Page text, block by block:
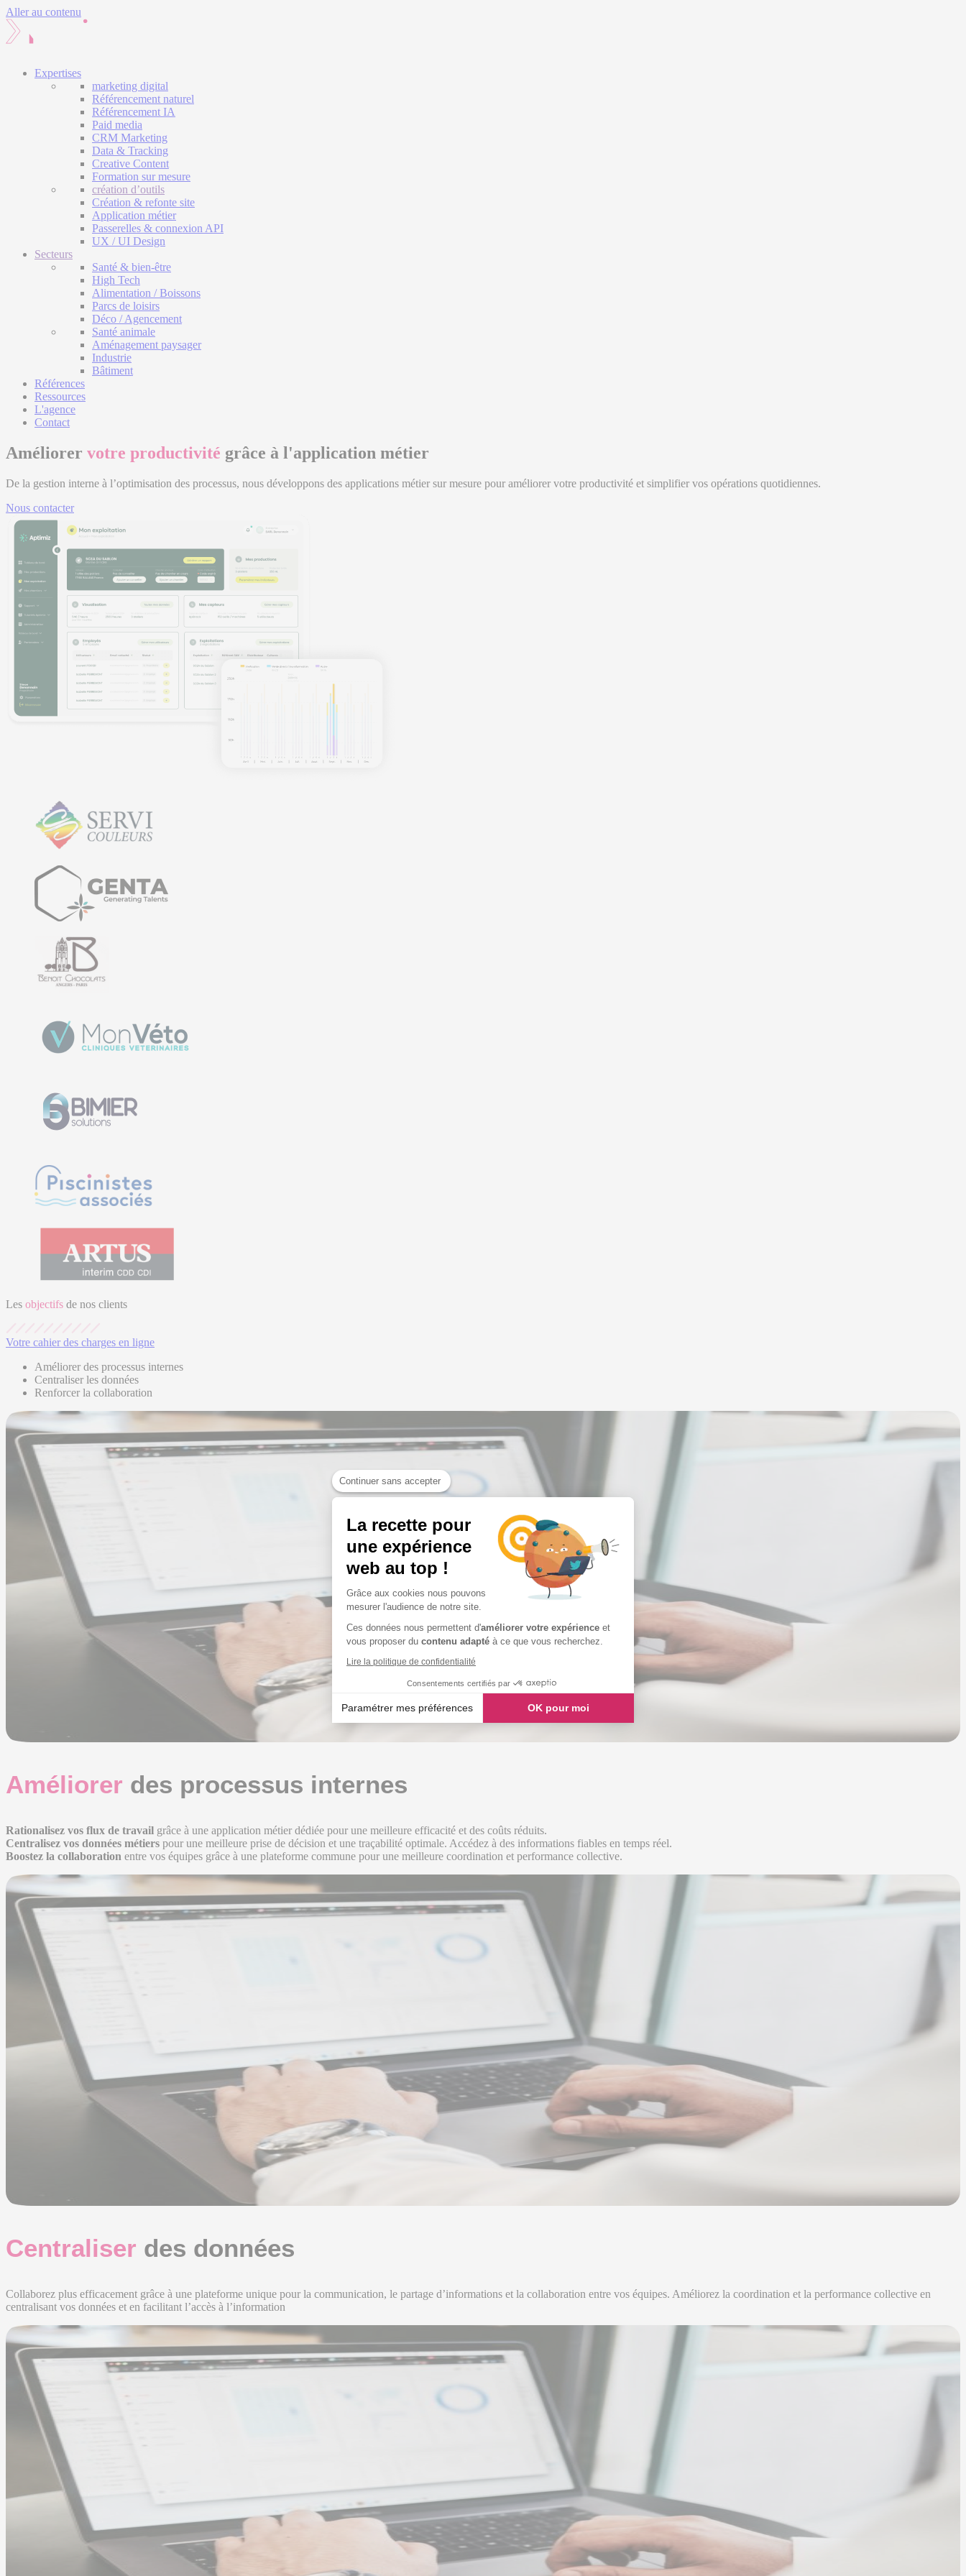
Continuer sans accepter
La recette pour
une expérience
web au top !
Grâce aux cookies nous pouvons
mesurer l'audience de notre site.
Ces données nous permettent d'améliorer votre expérience et
vous proposer du contenu adapté à ce que vous recherchez.
Lire la politique de confidentialité
Consentements certifiés par
Paramétrer mes préférences OK pour moi
Plateforme de Gestion du Consentement : Personnalisez vos Options
Aller au contenu
Expertises
marketing digital
Référencement naturel
Référencement IA
Paid media
CRM Marketing
Data & Tracking
Creative Content
Formation sur mesure
création d’outils
Création & refonte site
Application métier
Passerelles & connexion API
UX / UI Design
Secteurs
Santé & bien-être
High Tech
Alimentation / Boissons
Parcs de loisirs
Déco / Agencement
Santé animale
Aménagement paysager
Industrie
Bâtiment
Références
Ressources
L'agence
Contact
Améliorer votre productivité grâce à l'application métier
De la gestion interne à l’optimisation des processus, nous développons des applications métier sur mesure pour améliorer votre productivité et simplifier vos opérations quotidiennes.
Nous contacter
Les objectifs de nos clients
Votre cahier des charges en ligne
Améliorer des processus internes
Centraliser les données
Renforcer la collaboration
Améliorer des processus internes
Rationalisez vos flux de travail grâce à une application métier dédiée pour une meilleure efficacité et des coûts réduits.
Centralisez vos données métiers pour une meilleure prise de décision et une traçabilité optimale. Accédez à des informations fiables en temps réel.
Boostez la collaboration entre vos équipes grâce à une plateforme commune pour une meilleure coordination et performance collective.
Centraliser des données
Collaborez plus efficacement grâce à une plateforme unique pour la communication, le partage d’informations et la collaboration entre vos équipes. Améliorez la coordination et la performance collective en
centralisant vos données et en facilitant l’accès à l’information